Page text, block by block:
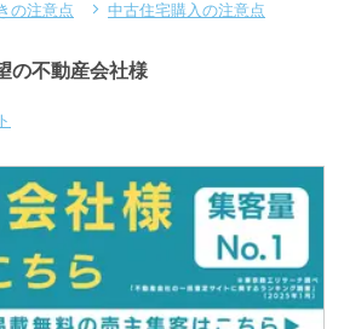
の注意点 中古住宅購入の注意点
の不動産会社様